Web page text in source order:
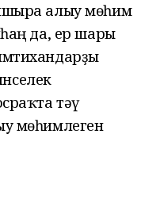
алыу мөһим
да, ер шары
тәү
мөһимлеген